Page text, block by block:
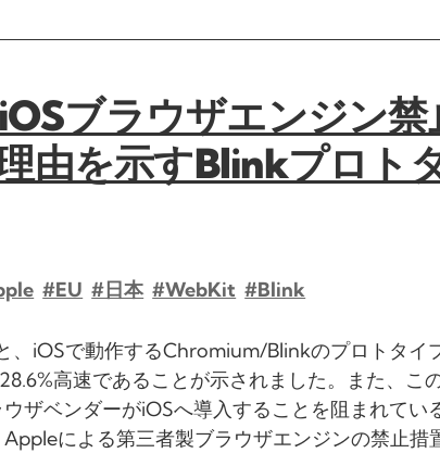
ブラウザエンジン禁
由を示すBlinkプロト
#EU #日本 #WebKit #Blink
、iOSで動作するChromium/Blinkのプロトタイ
高速であることが示されました。また、こ
ザベンダーがiOSへ導入することを阻まれてい
による第三者製ブラウザエンジンの禁止措